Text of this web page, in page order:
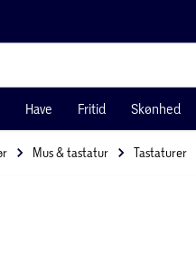
Have Fritid Skønhed
Mus & tastatur Tastaturer